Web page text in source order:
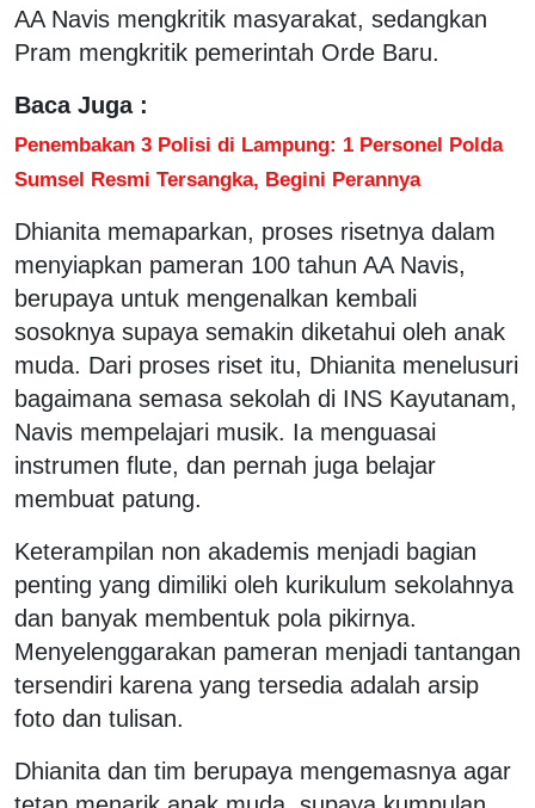
AA Navis mengkritik masyarakat, sedangkan
Pram mengkritik pemerintah Orde Baru.
Baca Juga :
Penembakan 3 Polisi di Lampung: 1 Personel Polda
Sumsel Resmi Tersangka, Begini Perannya
Dhianita memaparkan, proses risetnya dalam
menyiapkan pameran 100 tahun AA Navis,
berupaya untuk mengenalkan kembali
sosoknya supaya semakin diketahui oleh anak
muda. Dari proses riset itu, Dhianita menelusuri
bagaimana semasa sekolah di INS Kayutanam,
Navis mempelajari musik. Ia menguasai
instrumen flute, dan pernah juga belajar
membuat patung.
Keterampilan non akademis menjadi bagian
penting yang dimiliki oleh kurikulum sekolahnya
dan banyak membentuk pola pikirnya.
Menyelenggarakan pameran menjadi tantangan
tersendiri karena yang tersedia adalah arsip
foto dan tulisan.
Dhianita dan tim berupaya mengemasnya agar